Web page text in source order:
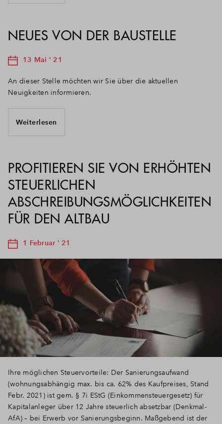
NEUES VON DER BAUSTELLE
13 Mai ' 21
An dieser Stelle möchten wir Sie über die aktuellen
Neuigkeiten informieren.
Weiterlesen
PROFITIEREN SIE VON ERHÖHTEN
STEUERLICHEN
ABSCHREIBUNGSMÖGLICHKEITEN
FÜR DEN ALTBAU
1 Februar ' 21
Ihre möglichen Steuervorteile: Der Sanierungsaufwand
(wohnungsabhängig max. bis ca. 62% des Kaufpreises, Stand
Febr. 2021) ist gem. § 7i EStG (Einkommensteuergesetz) für
Kapitalanleger über 12 Jahre steuerlich absetzbar (Denkmal-
AfA) – bei Erwerb vor Sanierungsbeginn. Maßgebend ist der